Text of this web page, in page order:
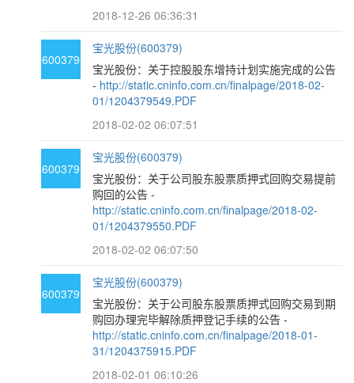
2018-12-26 06:36:31
600379
宝光股份(600379)
宝光股份：关于控股股东增持计划实施完成的公告
- http://static.cninfo.com.cn/finalpage/2018-02-
01/1204379549.PDF
2018-02-02 06:07:51
600379
宝光股份(600379)
宝光股份：关于公司股东股票质押式回购交易提前
购回的公告 -
http://static.cninfo.com.cn/finalpage/2018-02-
01/1204379550.PDF
2018-02-02 06:07:50
600379
宝光股份(600379)
宝光股份：关于公司股东股票质押式回购交易到期
购回办理完毕解除质押登记手续的公告 -
http://static.cninfo.com.cn/finalpage/2018-01-
31/1204375915.PDF
2018-02-01 06:10:26